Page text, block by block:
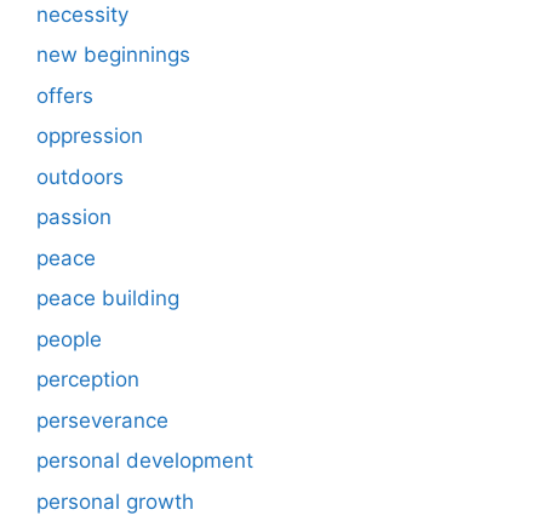
necessity
new beginnings
offers
oppression
outdoors
passion
peace
peace building
people
perception
perseverance
personal development
personal growth